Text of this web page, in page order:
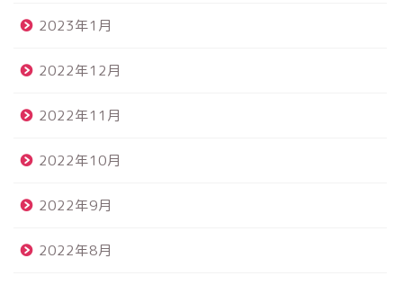
2023年1月
2022年12月
2022年11月
2022年10月
2022年9月
2022年8月